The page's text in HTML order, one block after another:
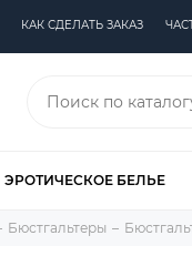
КАК СДЕЛАТЬ ЗАКАЗ
ЭРОТИЧЕСКОЕ БЕЛЬЕ
Бюстгальтеры